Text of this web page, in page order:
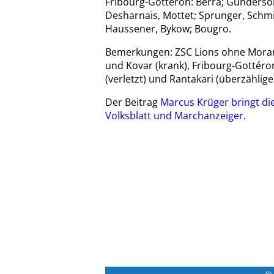
Desharnais, Mottet; Sprunger,
Haussener, Bykow; Bougro.
Bemerkungen: ZSC Lions ohne
und Kovar (krank), Fribourg-
(verletzt) und Rantakari
Der Beitrag Marcus Krüger bringt
Volksblatt und Marchanzeiger.